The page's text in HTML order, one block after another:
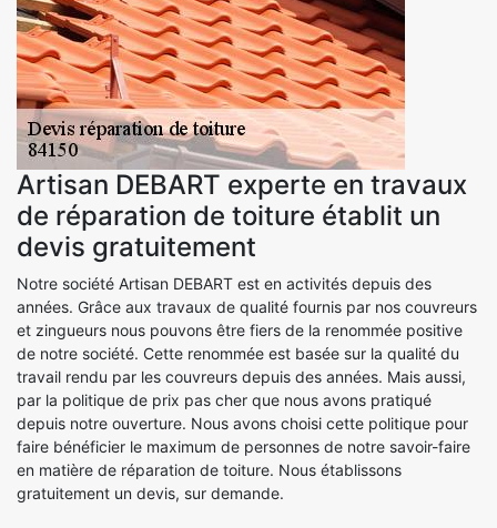
Artisan DEBART experte en travaux
de réparation de toiture établit un
devis gratuitement
Notre société Artisan DEBART est en activités depuis des
années. Grâce aux travaux de qualité fournis par nos couvreurs
et zingueurs nous pouvons être fiers de la renommée positive
de notre société. Cette renommée est basée sur la qualité du
travail rendu par les couvreurs depuis des années. Mais aussi,
par la politique de prix pas cher que nous avons pratiqué
depuis notre ouverture. Nous avons choisi cette politique pour
faire bénéficier le maximum de personnes de notre savoir-faire
en matière de réparation de toiture. Nous établissons
gratuitement un devis, sur demande.